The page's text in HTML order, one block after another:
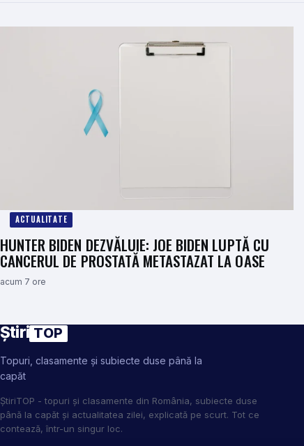
ACTUALITATE
HUNTER BIDEN DEZVĂLUIE: JOE BIDEN LUPTĂ CU
CANCERUL DE PROSTATĂ METASTAZAT LA OASE
acum 7 ore
Știri TOP
Topuri, clasamente și subiecte duse până la
capăt
ȘtiriTOP - topuri și clasamente din România, subiecte duse
până la capăt și actualitatea zilei, explicată pe scurt. Tot ce
contează, într-un singur loc.